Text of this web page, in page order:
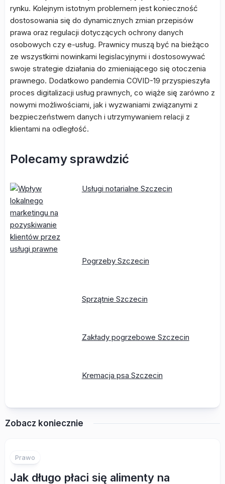
rynku. Kolejnym istotnym problemem jest konieczność
dostosowania się do dynamicznych zmian przepisów
prawa oraz regulacji dotyczących ochrony danych
osobowych czy e-usług. Prawnicy muszą być na bieżąco
ze wszystkimi nowinkami legislacyjnymi i dostosowywać
swoje strategie działania do zmieniającego się otoczenia
prawnego. Dodatkowo pandemia COVID-19 przyspieszyła
proces digitalizacji usług prawnych, co wiąże się zarówno z
nowymi możliwościami, jak i wyzwaniami związanymi z
bezpieczeństwem danych i utrzymywaniem relacji z
klientami na odległość.
Polecamy sprawdzić
Usługi notarialne Szczecin
Pogrzeby Szczecin
Sprzątnie Szczecin
Zakłady pogrzebowe Szczecin
Kremacja psa Szczecin
Zobacz koniecznie
Prawo
Jak długo płaci się alimenty na